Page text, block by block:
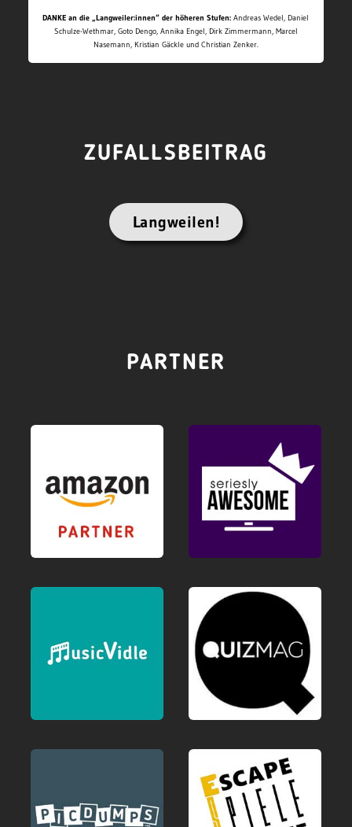
DANKE an die „Langweiler:innen“ der höheren Stufen: Andreas Wedel, Daniel
Schulze-Wethmar, Goto Dengo, Annika Engel, Dirk Zimmermann, Marcel
Nasemann, Kristian Gäckle und Christian Zenker.
ZUFALLSBEITRAG
Langweilen!
PARTNER